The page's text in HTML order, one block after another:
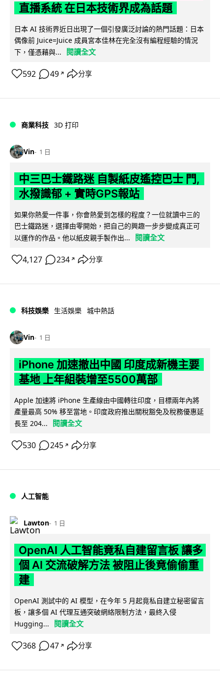
直播系統 在日本技術界成為話題
日本 AI 技術界近日出現了一個引發廣泛討論的熱門話題：日本
偶像前 Juice=Juice 成員宮本佳林在完全沒有編程經驗的情況
下，僅憑藉與...
閱讀全文
592 49 ↗ 分享
商業科技 3D 打印
Vin 1 日
中三巴士鐵路迷 自製紙皮遙控巴士 門,
水撥識郁 + 實時GPS報站
如果你熱愛一件事，你會熱愛到怎樣的程度？一位就讀中三的
巴士鐵路迷，選擇由零開始，把自己的興趣一步步變成真正可
以運作的作品。他以紙皮親手製作出...
閱讀全文
4,127 234 ↗ 分享
科技娛樂 生活娛樂 城中熱話
Vin 1 日
iPhone 加速撤出中國 印度成新機主要
基地 上年組裝增至5500萬部
Apple 加速將 iPhone 生產線由中國轉往印度，目標兩年內將
產量最高 50% 移至當地。印度政府推出關稅豁免及稅務優惠延
長至 204...
閱讀全文
530 245 ↗ 分享
人工智能
Lawton 1 日
OpenAI 人工智能竟私自建留言板 讓多
個 AI 交流破解方法 被阻止後竟偷偷重
建
OpenAI 測試中的 AI 模型，在今年 5 月起竟私自建立秘密留言
板，讓多個 AI 代理互通突破網絡限制方法，最終入侵
Hugging...
閱讀全文
368 47 ↗ 分享